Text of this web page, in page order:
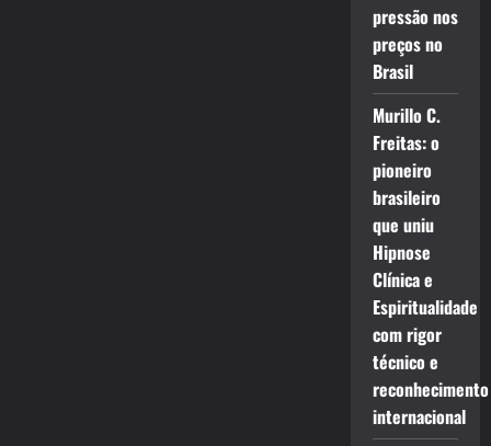
pressão nos
preços no
Brasil
Murillo C.
Freitas: o
pioneiro
brasileiro
que uniu
Hipnose
Clínica e
Espiritualidade
com rigor
técnico e
reconhecimento
internacional